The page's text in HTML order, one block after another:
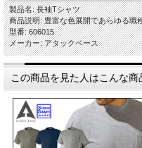
製品名: 長袖Tシャツ
商品説明: 豊富な色展開であらゆる職
型番: 606015
メーカー: アタックベース
この商品を見た人はこんな商